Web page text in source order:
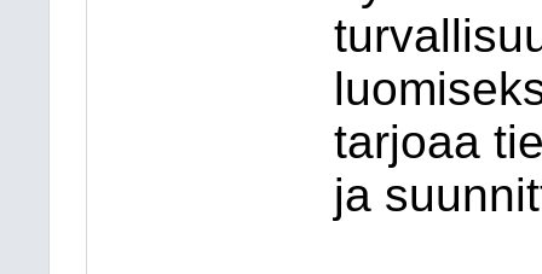
tarjoaa
ja